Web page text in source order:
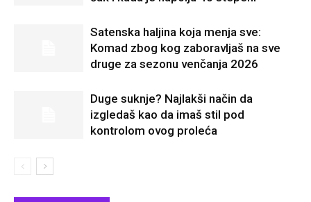
Satenska haljina koja menja sve:
Komad zbog kog zaboravljaš na sve
druge za sezonu venčanja 2026
Duge suknje? Najlakši način da
izgledaš kao da imaš stil pod
kontrolom ovog proleća